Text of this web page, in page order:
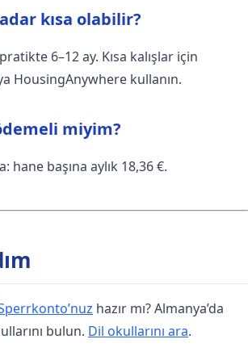
kısa olabilir?
6–12 ay. Kısa kalışlar için
HousingAnywhere kullanın.
miyim?
hane başına aylık 18,36 €.
hazır mı? Almanya’da
bulun. Dil okullarını ara.